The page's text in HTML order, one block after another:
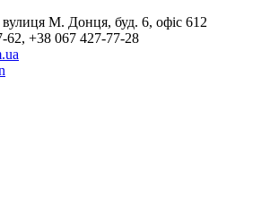
М. Донця, буд. 6, офіс 612
62, +38 067 427-77-28